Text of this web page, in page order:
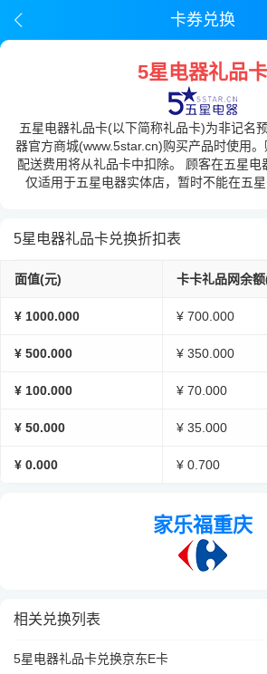
卡券兑换
5星电器礼品卡
五星电器礼品卡(以下简称礼品卡)为非记名
器官方商城(www.5star.cn)购买产品时使用
配送费用将从礼品卡中扣除。 顾客在五星电
仅适用于五星电器实体店，暂时不能在五星
5星电器礼品卡兑换折扣表
面值(元) 卡卡礼品网余
¥ 1000.000 ¥ 700.000
¥ 500.000 ¥ 350.000
¥ 100.000 ¥ 70.000
¥ 50.000 ¥ 35.000
¥ 0.000 ¥ 0.700
家乐福重庆
相关兑换列表
5星电器礼品卡兑换京东E卡